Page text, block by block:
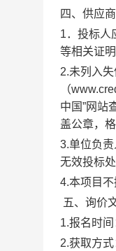
四、供应
1．投标人
等相关证
2.未列入
（
中国”网站
盖公章，
3.单位负
无效投标
4.本项目不
五、询价
1.报名时
2.获取方